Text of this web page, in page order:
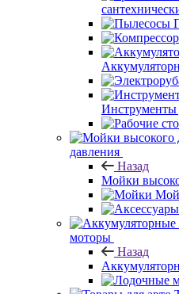
Инструменты
давления
Назад
Мойки
моторы
Назад